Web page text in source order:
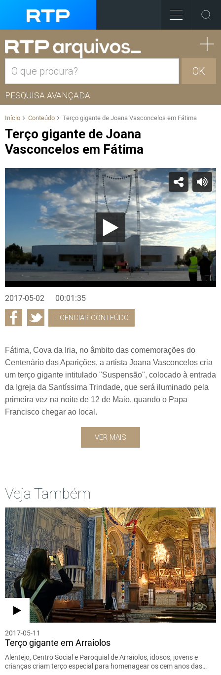
OK
PESQUISA AVANÇADA
Início Conteúdo Terço gigante de Joana Vasconcelos em Fátima
Terço gigante de Joana
Vasconcelos em Fátima
2017-05-02 00:01:35
LICENCIAR CONTEÚDO
Fátima, Cova da Iria, no âmbito das comemorações do
Centenário das Aparições, a artista Joana Vasconcelos cria
um terço gigante intitulado "Suspensão", colocado à entrada
da Igreja da Santíssima Trindade, que será iluminado pela
primeira vez na noite de 12 de Maio, quando o Papa
Francisco chegar ao local.
VER MAIS
Veja Também
2017-05-11
Terço gigante em Arraiolos
Alentejo, Centro Social e Paroquial de Arraiolos, idosos, jovens e
crianças criam terço especial para homenagear os cem anos das…